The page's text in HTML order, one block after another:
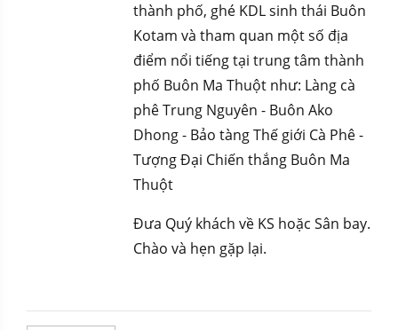
thành phố, ghé KDL sinh thái Buôn
Kotam và tham quan một số địa
điểm nổi tiếng tại trung tâm thành
phố Buôn Ma Thuột như: Làng cà
phê Trung Nguyên - Buôn Ako
Dhong - Bảo tàng Thế giới Cà Phê -
Tượng Đại Chiến thắng Buôn Ma
Thuột
Đưa Quý khách về KS hoặc Sân bay.
Chào và hẹn gặp lại.